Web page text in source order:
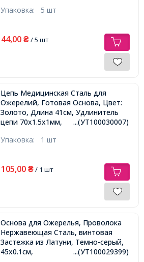
Упаковка: 5 шт
44,00 ₴/ 5 шт
Цепь Медицинская Сталь для
Ожерелий, Готовая Основа, Цвет:
Золото, Длина 41см, Удлинитель
цепи 70х1.5х1мм,
...(УТ100030007)
Упаковка: 1 шт
105,00 ₴/ 1 шт
Основа для Ожерелья, Проволока
Нержавеющая Сталь, винтовая
Застежка из Латуни, Темно-серый,
45х0.1см,
...(УТ100029399)